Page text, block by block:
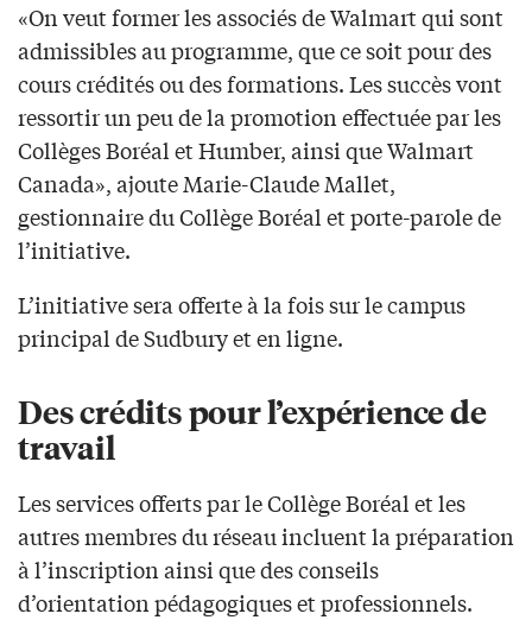
«On veut former les associés de Walmart qui sont
admissibles au programme, que ce soit pour des
cours crédités ou des formations. Les succès vont
ressortir un peu de la promotion effectuée par les
Collèges Boréal et Humber, ainsi que Walmart
Canada», ajoute Marie-Claude Mallet,
gestionnaire du Collège Boréal et porte-parole de
l’initiative.
L’initiative sera offerte à la fois sur le campus
principal de Sudbury et en ligne.
Des crédits pour l’expérience de
travail
Les services offerts par le Collège Boréal et les
autres membres du réseau incluent la préparation
à l’inscription ainsi que des conseils
d’orientation pédagogiques et professionnels.